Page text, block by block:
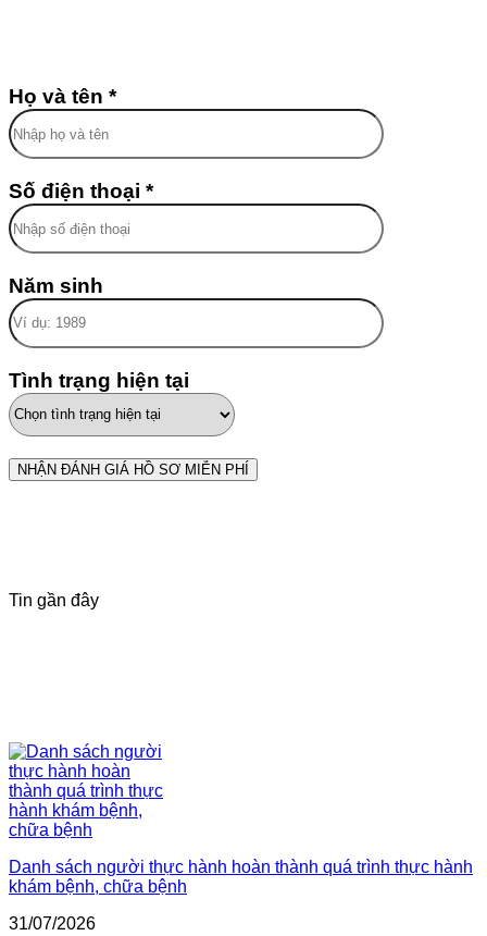
Họ và tên *
Số điện thoại *
Năm sinh
Tình trạng hiện tại
Tin gần đây
Danh sách người thực hành hoàn thành quá trình thực hành
khám bệnh, chữa bệnh
31/07/2026